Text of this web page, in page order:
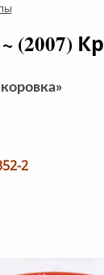
(2007)
2